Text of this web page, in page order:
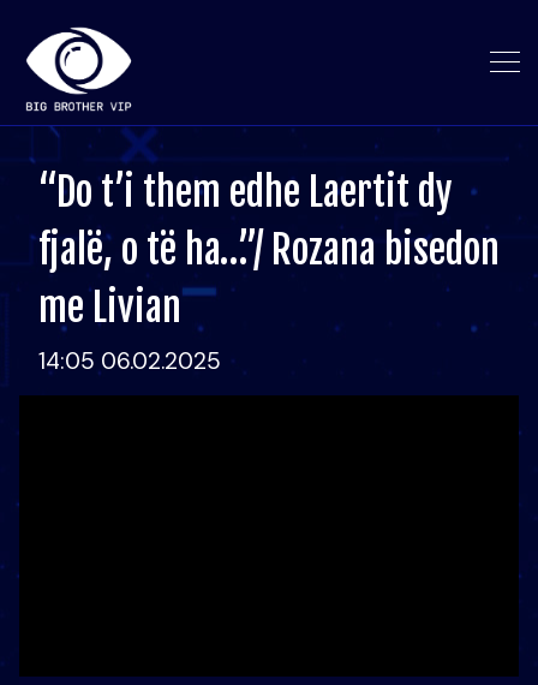
“Do t’i them edhe Laertit dy
fjalë, o të ha…”/ Rozana bisedon
me Livian
14:05 06.02.2025